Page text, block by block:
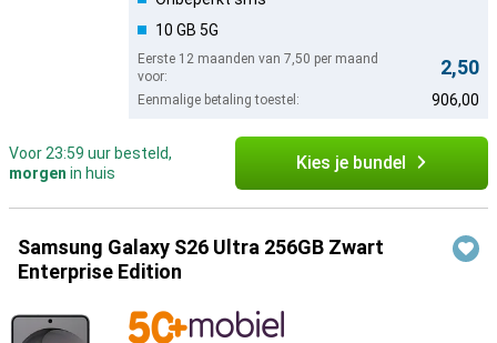
10 GB 5G
Eerste 12 maanden van 7,50 per maand
voor:
2,50
Eenmalige betaling toestel: 906,00
Voor 23:59 uur besteld,
morgen in huis Kies je bundel
Samsung Galaxy S26 Ultra 256GB Zwart
Enterprise Edition